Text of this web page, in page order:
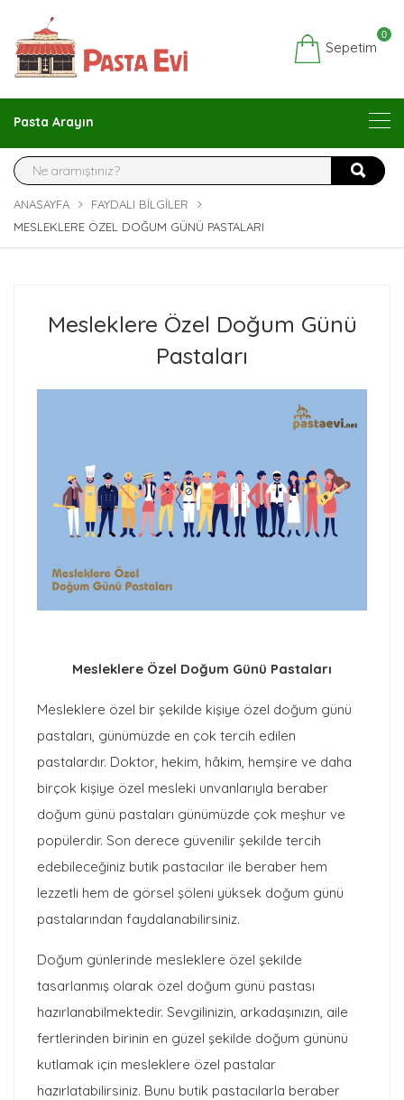
Sepetim
0
Pasta Arayın
ANASAYFA
FAYDALI BILGILER
MESLEKLERE ÖZEL DOĞUM GÜNÜ PASTALARI
Mesleklere Özel Doğum Günü
Pastaları
Mesleklere Özel Doğum Günü Pastaları
Mesleklere özel bir şekilde kişiye özel doğum günü
pastaları, günümüzde en çok tercih edilen
pastalardır. Doktor, hekim, hâkim, hemşire ve daha
birçok kişiye özel mesleki unvanlarıyla beraber
doğum günü pastaları günümüzde çok meşhur ve
popülerdir. Son derece güvenilir şekilde tercih
edebileceğiniz butik pastacılar ile beraber hem
lezzetli hem de görsel şöleni yüksek doğum günü
pastalarından faydalanabilirsiniz.
Doğum günlerinde mesleklere özel şekilde
tasarlanmış olarak özel doğum günü pastası
hazırlanabilmektedir. Sevgilinizin, arkadaşınızın, aile
fertlerinden birinin en güzel şekilde doğum gününü
kutlamak için mesleklere özel pastalar
hazırlatabilirsiniz. Bunu butik pastacılarla beraber